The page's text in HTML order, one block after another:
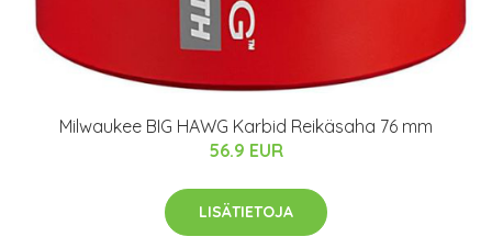
Milwaukee BIG HAWG Karbid Reikäsaha 76 mm
56.9 EUR
LISÄTIETOJA